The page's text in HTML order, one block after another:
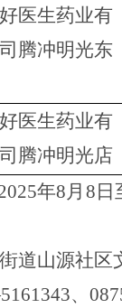
医生药业有
腾冲明光东
医生药业有
腾冲明光店
年8月8
道山源社区
、